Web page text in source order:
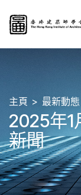
主頁 最新動態
2025年1
新聞